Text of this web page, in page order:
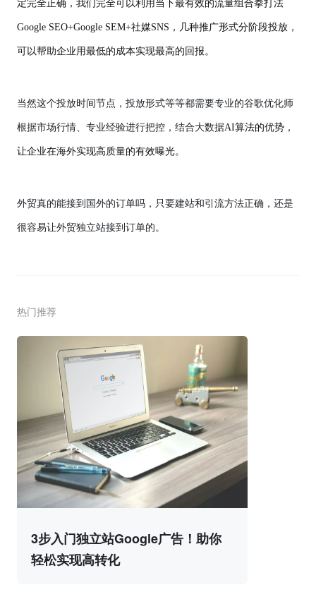
定完全正确，我们完全可以利用当下最有效的流量组合拳打法
Google SEO+Google SEM+社媒SNS，几种推广形式分阶段投放，
可以帮助企业用最低的成本实现最高的回报。
当然这个投放时间节点，投放形式等等都需要专业的谷歌优化师
根据市场行情、专业经验进行把控，结合大数据AI算法的优势，
让企业在海外实现高质量的有效曝光。
外贸真的能接到国外的订单吗 ，只要建站和引流方法正确，还是
很容易让外贸独立站接到订单的。
热门推荐
3步入门独立站Google广告！助你
轻松实现高转化